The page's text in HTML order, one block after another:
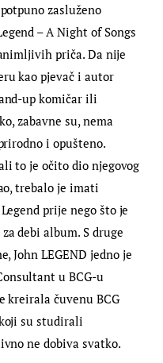
zasluženo
– A Night of Songs
priča. Da nije
kao pjevač i autor
up komičar ili
zabavne su, nema
i opušteno.
to je očito dio njegovog
trebalo je imati
prije nego što je
debi album. S druge
John LEGEND jedno je
u BCG-u
kreirala čuvenu BCG
su studirali
ne dobiva svatko.